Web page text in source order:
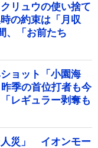
リュウの使い捨て
の約束は「月収
、「お前たち
ョット「小園海
季の首位打者も今
レギュラー剥奪も
人災」 イオンモー